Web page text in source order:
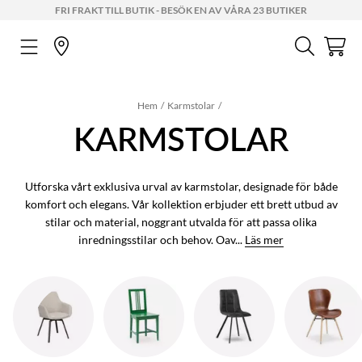
FRI FRAKT TILL BUTIK - BESÖK EN AV VÅRA 23 BUTIKER
Hem Karmstolar
KARMSTOLAR
Utforska vårt exklusiva urval av karmstolar, designade för både
komfort och elegans. Vår kollektion erbjuder ett brett utbud av
stilar och material, noggrant utvalda för att passa olika
inredningsstilar och behov. Oav... Läs mer